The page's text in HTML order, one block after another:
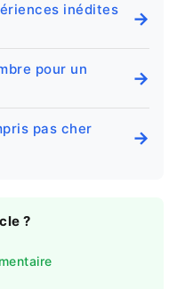
inédites
→
pour un
→
pas cher
→
?